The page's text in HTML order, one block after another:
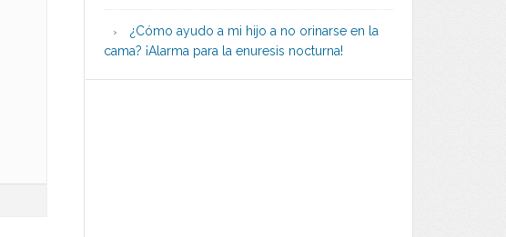
¿Cómo ayudo a mi hijo a no orinarse en la
cama? ¡Alarma para la enuresis nocturna!